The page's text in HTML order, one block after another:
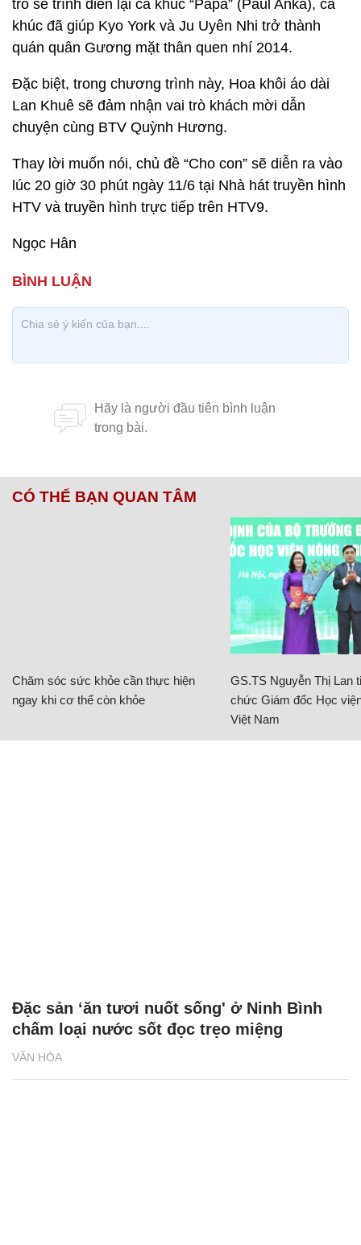
trò sẽ trình diễn lại ca khúc “Papa” (Paul Anka), ca
khúc đã giúp Kyo York và Ju Uyên Nhi trở thành
quán quân Gương mặt thân quen nhí 2014.
Đặc biệt, trong chương trình này, Hoa khôi áo dài
Lan Khuê sẽ đảm nhận vai trò khách mời dẫn
chuyện cùng BTV Quỳnh Hương.
Thay lời muốn nói, chủ đề “Cho con” sẽ diễn ra vào
lúc 20 giờ 30 phút ngày 11/6 tại Nhà hát truyền hình
HTV và truyền hình trực tiếp trên HTV9.
Ngọc Hân
CÓ THỂ BẠN QUAN TÂM
Chăm sóc sức khỏe cần thực hiện
ngay khi cơ thể còn khỏe
GS.TS Nguyễn Thị Lan
chức Giám đốc Học
Việt Nam
VĂN HÓA
Đặc sản ‘ăn tươi nuốt sống' ở Ninh Bình
chấm loại nước sốt đọc trẹo miệng